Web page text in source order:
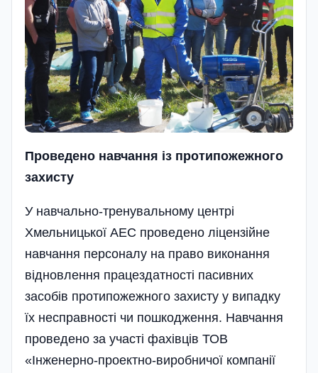
Проведено навчання із протипожежного
захисту
У навчально-тренувальному центрі
Хмельницької АЕС проведено ліцензійне
навчання персоналу на право виконання
відновлення працездатності пасивних
засобів протипожежного захисту у випадку
їх несправності чи пошкодження. Навчання
проведено за участі фахівців ТОВ
«Інженерно-проектно-виробничої компанії